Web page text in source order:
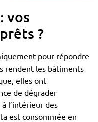
vos
?
pour répondre
rendent les bâtiments
elles ont
de dégrader
l’intérieur des
est consommée en